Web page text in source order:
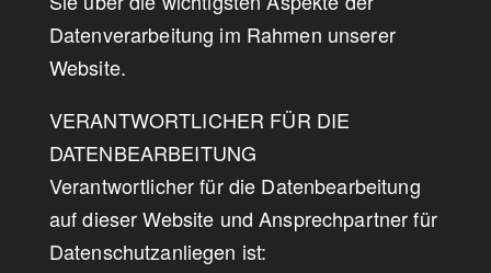
Datenverarbeitung im Rahmen unserer
Website.
VERANTWORTLICHER FÜR DIE
DATENBEARBEITUNG
Verantwortlicher für die Datenbearbeitung
auf dieser Website und Ansprechpartner für
Datenschutzanliegen ist: